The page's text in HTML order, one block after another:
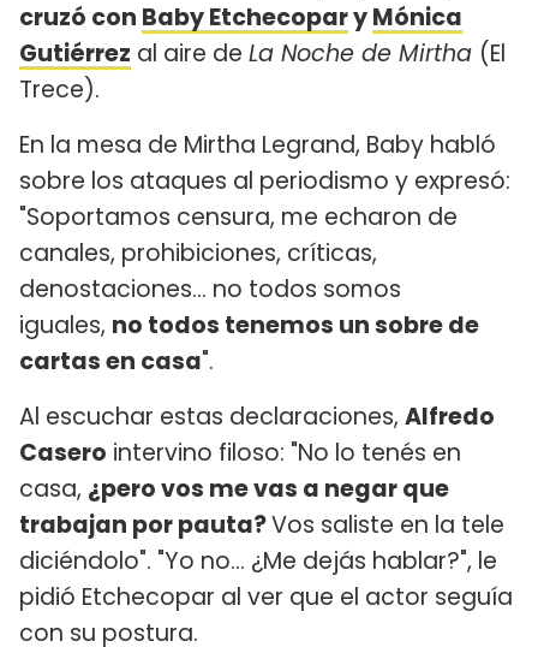
cruzó con Baby EtchecoparyMónica
Gutiérrez al aire de La Noche de Mirtha (El
Trece).
En la mesa de Mirtha Legrand, Baby habló
sobre los ataques al periodismo y expresó:
"Soportamos censura, me echaron de
canales, prohibiciones, críticas,
denostaciones... no todos somos
iguales, no todos tenemos un sobre de
cartas en casa".
Al escuchar estas declaraciones, Alfredo
Casero intervino filoso: "No lo tenés en
casa, ¿pero vos me vas a negar que
trabajan por pauta?Vos saliste en la tele
diciéndolo". "Yo no... ¿Me dejás hablar?", le
pidió Etchecopar al ver que el actor seguía
con su postura.